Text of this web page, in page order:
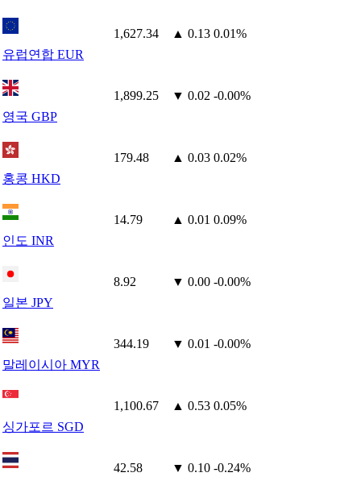
유럽연합 EUR
1,627.34 ▲ 0.13 0.01%
영국 GBP
1,899.25 ▼ 0.02 -0.00%
홍콩 HKD
179.48 ▲ 0.03 0.02%
인도 INR
14.79 ▲ 0.01 0.09%
일본 JPY
8.92 ▼ 0.00 -0.00%
말레이시아 MYR
344.19 ▼ 0.01 -0.00%
싱가포르 SGD
1,100.67 ▲ 0.53 0.05%
42.58 ▼ 0.10 -0.24%